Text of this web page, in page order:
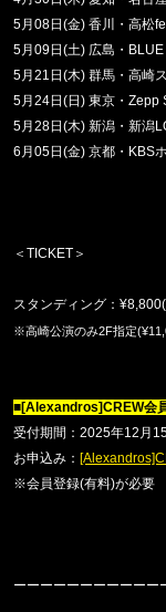
5月08日(金)香川・高松
5月09日(土) 広島・
5月21 日(木)群馬・高崎
5月24日(日)東京・Zepp
5月28日(木)新潟・新潟
6 月05日(金)京都・ KBS
＜TICKET＞
スタンディング：¥8,800(
※高崎公演のみ2F指定
■[Alexandros]CREW会
受付期間：2025年12 月
お申込み：
※会員登録(有料)が必要
ーーーーーーーーーーー